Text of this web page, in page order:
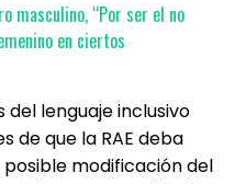
masculino, “Por ser el no
en ciertos
del lenguaje inclusivo
de que la RAE deba
modificación del